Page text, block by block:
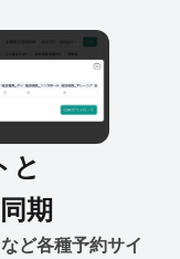
と
期
ど各種予約サイ